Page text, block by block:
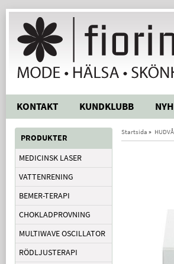
KONTAKT KUNDKLUBB
PRODUKTER
MEDICINSK LASER
VATTENRENING
BEMER-TERAPI
CHOKLADPROVNING
MULTIWAVE OSCILLATOR
RÖDLJUSTERAPI
Startsida »